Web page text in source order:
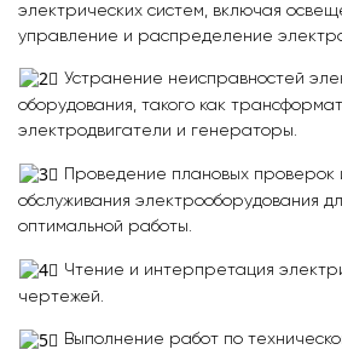
электрических систем, включая
управление и распределение
Устранение неисправностей
оборудования, такого как
электродвигатели и генераторы.
Проведение плановых проверок
обслуживания электрооборудования
оптимальной работы.
Чтение и интерпретация
чертежей.
Выполнение работ по